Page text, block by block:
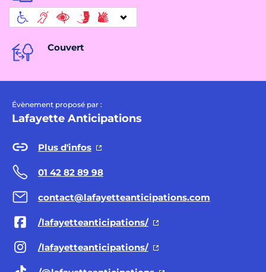
Couvert
Évènement proposé par :
Lafayette Anticipations
Plus d'infos
01 42 82 89 98
contact@lafayetteanticipations.com
/lafayetteanticipations/
/lafayetteanticipations/